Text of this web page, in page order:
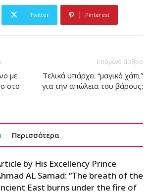
Twitter Pinterest
με
στο
Επόμενο άρθρο
Τελικά υπάρχει “μαγικό χάπι”
για την απώλεια του βάρους;
Περισσότερα
by His Excellency Prince
AL Samad: “The breath of the
East burns under the fire of